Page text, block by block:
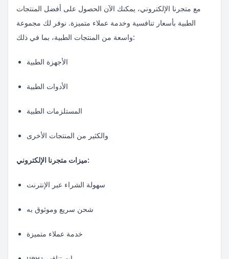
مع متجرنا الإلكتروني، يمكنك الآن الحصول على أفضل المنتجات
الطبية بأسعار تنافسية وخدمة عملاء متميزة. نوفر لك مجموعة
واسعة من المنتجات الطبية، بما في ذلك:
الأجهزة الطبية
الأدوات الطبية
المستلزمات الطبية
والكثير من المنتجات الأخرى
ميزات متجرنا الإلكتروني:
سهولة الشراء عبر الإنترنت
شحن سريع وموثوق به
خدمة عملاء متميزة